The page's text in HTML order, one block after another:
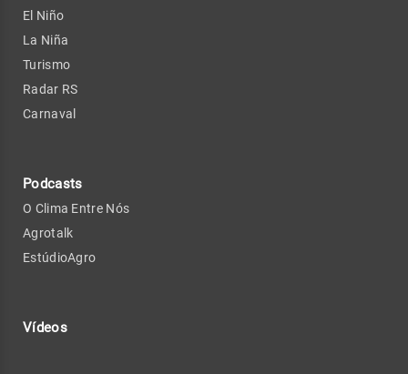
El Niño
La Niña
Turismo
Radar RS
Carnaval
Podcasts
O Clima Entre Nós
Agrotalk
EstúdioAgro
Vídeos